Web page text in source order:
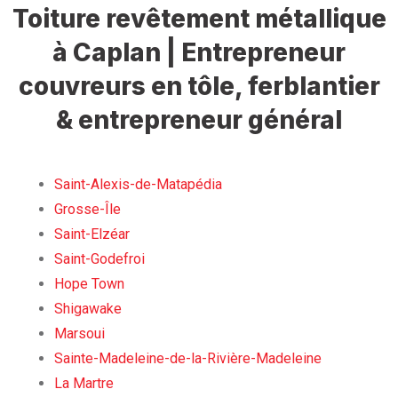
Toiture revêtement métallique
à Caplan | Entrepreneur
couvreurs en tôle, ferblantier
& entrepreneur général
Saint-Alexis-de-Matapédia
Grosse-Île
Saint-Elzéar
Saint-Godefroi
Hope Town
Shigawake
Marsoui
Sainte-Madeleine-de-la-Rivière-Madeleine
La Martre